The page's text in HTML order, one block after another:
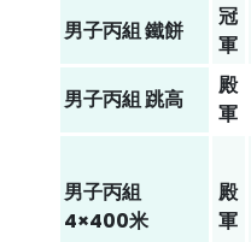
男子丙組鐵餅
冠
軍
男子丙組 跳高
殿
軍
男子丙組
4×400米
殿
軍